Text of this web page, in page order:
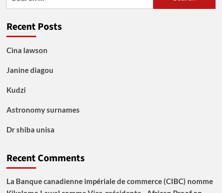
Recent Posts
Cina lawson
Janine diagou
Kudzi
Astronomy surnames
Dr shiba unisa
Recent Comments
La Banque canadienne impériale de commerce (CIBC) nomme